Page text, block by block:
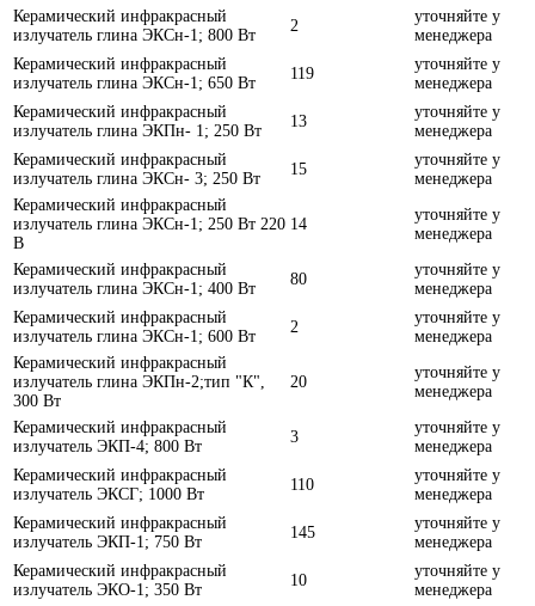
Керамический инфракрасный
излучатель глина ЭКСн-1; 800 Вт
2
уточняйте у
менеджера
Керамический инфракрасный
излучатель глина ЭКСн-1; 650 Вт
119
уточняйте у
менеджера
Керамический инфракрасный
излучатель глина ЭКПн- 1; 250 Вт
13
уточняйте у
менеджера
Керамический инфракрасный
излучатель глина ЭКСн- 3; 250 Вт
15
уточняйте у
менеджера
Керамический инфракрасный
излучатель глина ЭКСн-1; 250 Вт 220
В
14
уточняйте у
менеджера
Керамический инфракрасный
излучатель глина ЭКСн-1; 400 Вт
80
уточняйте у
менеджера
Керамический инфракрасный
излучатель глина ЭКСн-1; 600 Вт
2
уточняйте у
менеджера
Керамический инфракрасный
излучатель глина ЭКПн-2;тип "К",
300 Вт
20
уточняйте у
менеджера
Керамический инфракрасный
излучатель ЭКП-4; 800 Вт
3
уточняйте у
менеджера
Керамический инфракрасный
излучатель ЭКСГ; 1000 Вт
110
уточняйте у
менеджера
Керамический инфракрасный
излучатель ЭКП-1; 750 Вт
145
уточняйте у
менеджера
Керамический инфракрасный
излучатель ЭКО-1; 350 Вт
10
уточняйте у
менеджера